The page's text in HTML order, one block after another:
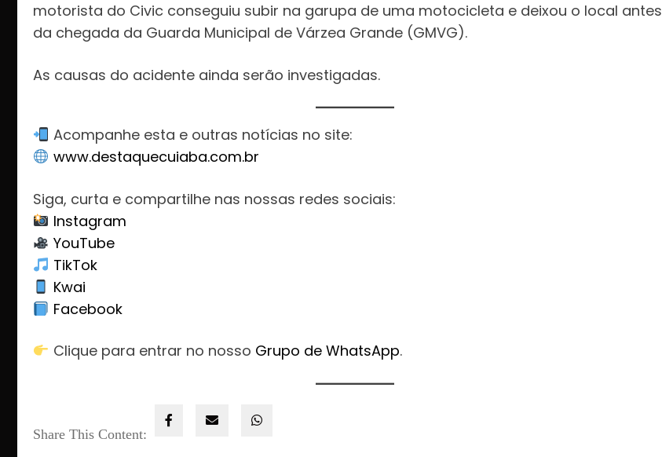
motorista do Civic conseguiu subir na garupa de uma motocicleta e deixou o local antes
da chegada da Guarda Municipal de Várzea Grande (GMVG).
As causas do acidente ainda serão investigadas.
Acompanhe esta e outras notícias no site:
www.destaquecuiaba.com.br
Siga, curta e compartilhe nas nossas redes sociais:
Instagram
YouTube
TikTok
Kwai
Facebook
Clique para entrar no nosso Grupo de WhatsApp.
Share This Content: